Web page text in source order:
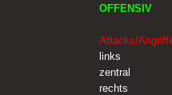
OFFENSIV
Attacks/
links
zentral
rechts